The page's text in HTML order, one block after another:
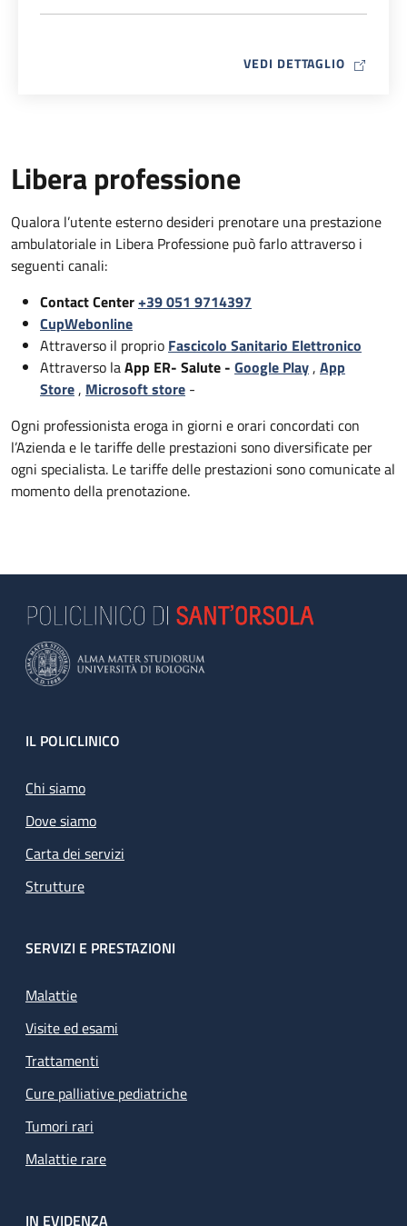
VEDI DETTAGLIO MAP ICON
Libera professione
Qualora l’utente esterno desideri prenotare una prestazione
ambulatoriale in Libera Professione può farlo attraverso i
seguenti canali:
Contact Center+39 051 9714397
CupWebonline
Attraverso il proprio Fascicolo Sanitario Elettronico
Attraverso laApp ER- Salute - Google Play, App
Store, Microsoft store -
Ogni professionista eroga in giorni e orari concordati con
l’Azienda e le tariffe delle prestazioni sono diversificate per
ogni specialista. Le tariffe delle prestazioni sono comunicate al
momento della prenotazione.
Footer
IL POLICLINICO
Chi siamo
Dove siamo
Carta dei servizi
Strutture
SERVIZI E PRESTAZIONI
Malattie
Visite ed esami
Trattamenti
Cure palliative pediatriche
Tumori rari
Malattie rare
IN EVIDENZA